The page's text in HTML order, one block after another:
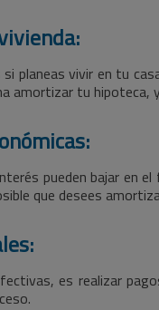
planeas vivir en tu
amortizar tu
pueden bajar en
que desees
es realizar